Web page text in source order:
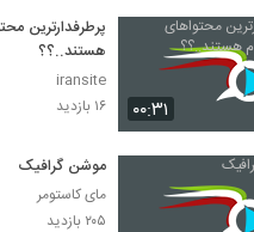
۰۰:۳۱
پرطرفدارترین
هستند..؟؟
iransite
۱۶ بازدید
موشن گرافیک
مای کاستومر
۲۰۵ بازدید